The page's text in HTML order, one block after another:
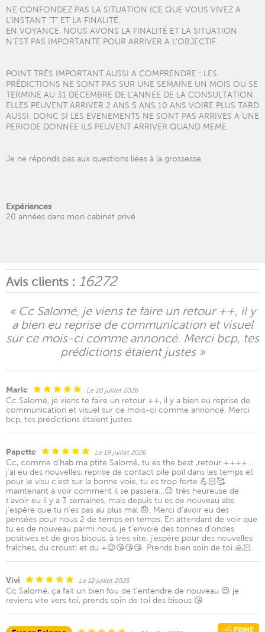
NE CONFONDEZ PAS LA SITUATION (CE QUE VOUS VIVEZ A
L'INSTANT "T" ET LA FINALITÉ.
EN VOYANCE, NOUS AVONS LA FINALITÉ ET LA SITUATION
N'EST PAS IMPORTANTE POUR ARRIVER A L'OBJECTIF.
POINT TRÈS IMPORTANT AUSSI A COMPRENDRE : LES
PRÉDICTIONS NE SONT PAS SUR UNE SEMAINE UN MOIS OU SE
TERMINE AU 31 DÉCEMBRE DE L’ANNÉE DE LA CONSULTATION.
ELLES PEUVENT ARRIVER 2 ANS 5 ANS 10 ANS VOIRE PLUS TARD
AUSSI. DONC SI LES EVENEMENTS NE SONT PAS ARRIVES A UNE
PERIODE DONNEE ILS PEUVENT ARRIVER QUAND MEME.
Je ne réponds pas aux questions liées à la grossesse
Expériences
20 années dans mon cabinet privé
Avis clients : 16272
« Cc Salomé, je viens te faire un retour ++, il y
a bien eu reprise de communication et visuel
sur ce mois-ci comme annoncé. Merci bcp, tes
prédictions étaient justes »
Marie Le 20 juillet 2026
Cc Salomé, je viens te faire un retour ++, il y a bien eu reprise de
communication et visuel sur ce mois-ci comme annoncé. Merci
bcp, tes prédictions étaient justes
Papette Le 19 juillet 2026
Cc, comme d’hab ma ptite Salomé, tu es the best ,retour ++++…
j’ai eu des nouvelles, reprise de contact pile poil dans les temps et
pour le visu c’est sur la bonne voie, tu es trop forte 💪🏻🥰
maintenant à voir comment il se passera…😉 très heureuse de
t’avoir eu il y a 3 semaines, mais depuis tu es de nouveau abs
j’espère que tu n’es pas au plus mal 😞. Merci d’avoir eu des
pensées pour nous 2 de temps en temps. En attendant de voir que
tu es de nouveau parmi nous, je t’envoie des tonnes d’ondes
positives et de gros bisous, à très vite, j’espère pour des nouvelles
fraîches, du crousti et du +😉😘😘😘. Prends bien soin de toi 🙏🏻.
Vivi Le 12 juillet 2026
Cc Salomé, ça fait un bien fou de t'entendre de nouveau 😍 je
reviens vite vers toi, prends soin de toi des bisous 😘
PRIME